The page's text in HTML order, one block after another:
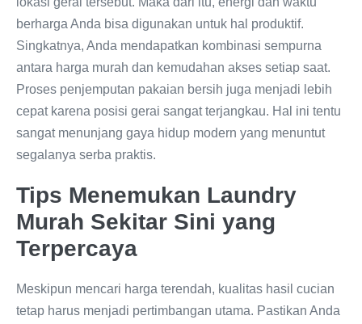
berharga Anda bisa digunakan untuk hal produktif.
Singkatnya, Anda mendapatkan kombinasi sempurna
antara harga murah dan kemudahan akses setiap saat.
Proses penjemputan pakaian bersih juga menjadi lebih
cepat karena posisi gerai sangat terjangkau. Hal ini tentu
sangat menunjang gaya hidup modern yang menuntut
segalanya serba praktis.
Tips Menemukan Laundry
Murah Sekitar Sini yang
Terpercaya
Meskipun mencari harga terendah, kualitas hasil cucian
tetap harus menjadi pertimbangan utama. Pastikan Anda